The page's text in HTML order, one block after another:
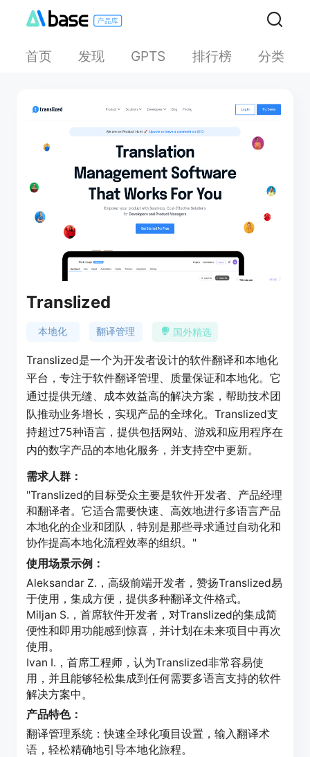
首页 发现 GPTS 排行榜 分类
Translized
本地化 翻译管理 国外精选
Translized是一个为开发者设计的软件翻译和本地化
平台，专注于软件翻译管理、质量保证和本地化。它
通过提供无缝、成本效益高的解决方案，帮助技术团
队推动业务增长，实现产品的全球化。Translized支
持超过75种语言，提供包括网站、游戏和应用程序在
内的数字产品的本地化服务，并支持空中更新。
需求人群：
"Translized的目标受众主要是软件开发者、产品经理
和翻译者。它适合需要快速、高效地进行多语言产品
本地化的企业和团队，特别是那些寻求通过自动化和
协作提高本地化流程效率的组织。"
使用场景示例：
Aleksandar Z.，高级前端开发者，赞扬Translized易
于使用，集成方便，提供多种翻译文件格式。
Miljan S.，首席软件开发者，对Translized的集成简
便性和即用功能感到惊喜，并计划在未来项目中再次
使用。
Ivan I.，首席工程师，认为Translized非常容易使
用，并且能够轻松集成到任何需要多语言支持的软件
解决方案中。
产品特色：
翻译管理系统：快速全球化项目设置，输入翻译术
语，轻松精确地引导本地化旅程。